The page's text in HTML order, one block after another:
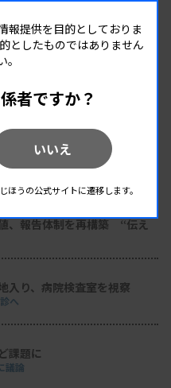
方 ［第16回］
される技師
、報告体制を再構築 “伝え
入り、病院検査室を視察
へ
課題に
議論
報提供を目的としておりま
としたものではありません
者ですか？
いいえ
うの公式サイトに遷移します。